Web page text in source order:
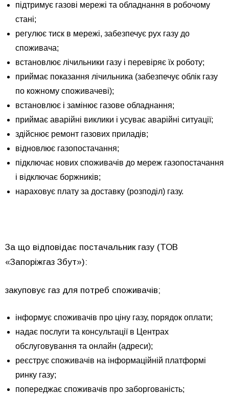
підтримує газові мережі та обладнання в робочому
стані;
регулює тиск в мережі, забезпечує рух газу до
споживача;
встановлює лічильники газу і перевіряє їх роботу;
приймає показання лічильника (забезпечує облік газу
по кожному споживачеві);
встановлює і замінює газове обладнання;
приймає аварійні виклики і усуває аварійні ситуації;
здійснює ремонт газових приладів;
відновлює газопостачання;
підключає нових споживачів до мереж газопостачання
і відключає боржників;
нараховує плату за доставку (розподіл) газу.
За що відповідає постачальник газу (ТОВ
«Запоріжгаз Збут»):
закуповує газ для потреб споживачів;
інформує споживачів про ціну газу, порядок оплати;
надає послуги та консультації в Центрах
обслуговування та онлайн (адреси);
реєструє споживачів на інформаційній платформі
ринку газу;
попереджає споживачів про заборгованість;